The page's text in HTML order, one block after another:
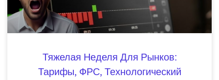
Тяжелая Неделя Для Рынков:
Тарифы, ФРС, Технологический